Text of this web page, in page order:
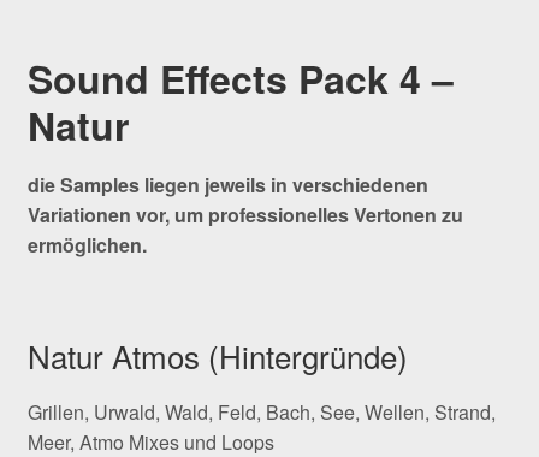
Sound Effects Pack 4 –
Natur
die Samples liegen jeweils in verschiedenen
Variationen vor, um professionelles Vertonen zu
ermöglichen.
Natur Atmos (Hintergründe)
Grillen, Urwald, Wald, Feld, Bach, See, Wellen, Strand,
Meer, Atmo Mixes und Loops